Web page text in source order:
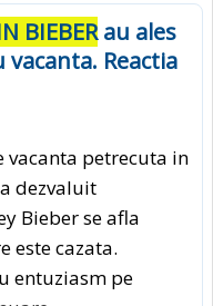
BIEBERau ales
Reactia
vacanta petrecuta in
dezvaluit
Bieber se afla
este cazata.
entuziasm pe